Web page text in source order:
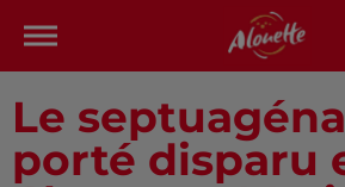
Le
porté disparu